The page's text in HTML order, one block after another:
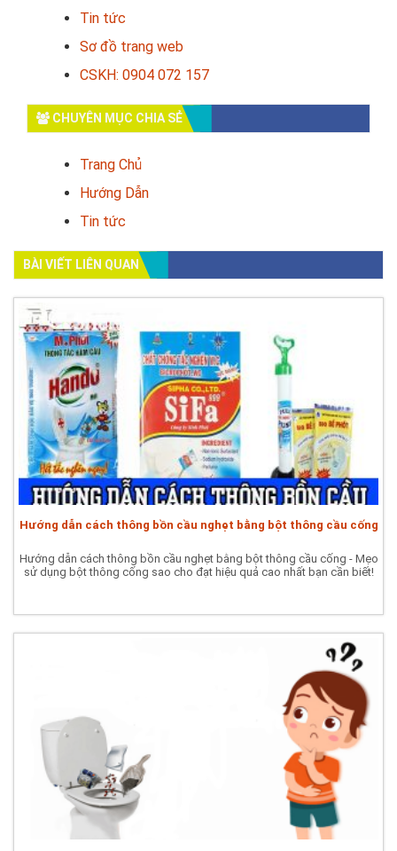
Tin tức
Sơ đồ trang web
CSKH: 0904 072 157
CHUYÊN MỤC CHIA SẺ
Trang Chủ
Hướng Dẫn
Tin tức
BÀI VIẾT LIÊN QUAN
Hướng dẫn cách thông bồn cầu nghẹt bằng bột thông cầu cống
Hướng dẫn cách thông bồn cầu nghẹt bằng bột thông cầu cống - Mẹo
sử dụng bột thông cống sao cho đạt hiệu quả cao nhất bạn cần biết!